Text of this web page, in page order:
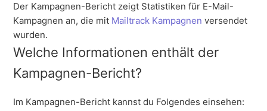
Der Kampagnen-Bericht zeigt Statistiken für E-Mail-
Kampagnen an, die mit Mailtrack Kampagnen versendet
wurden.
Welche Informationen enthält der
Kampagnen-Bericht?
Im Kampagnen-Bericht kannst du Folgendes einsehen: